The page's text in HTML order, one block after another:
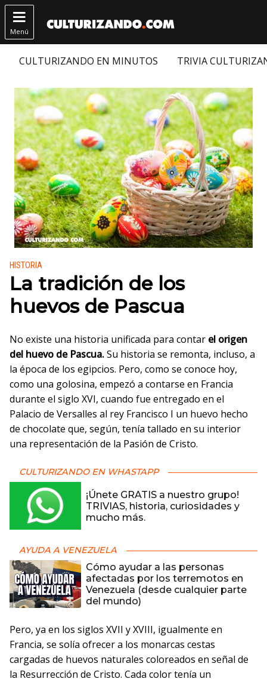

Menú
CULTURIZANDO EN MINUTOS TRIVIA
Publicado en:
HISTORIA
La tradición de los
huevos de Pascua
No existe una historia unificada para contar el origen
del huevo de Pascua.Su historia se remonta, incluso, a
la época de los egipcios. Pero, como se conoce hoy,
como una golosina, empezó a contarse en Francia
durante el siglo XVI, cuando fue entregado en el
Palacio de Versalles al rey Francisco I un huevo hecho
de chocolate que, según, tenía tallado en su interior
una representación de la Pasión de Cristo.
CULTURIZANDO EN WHASTAPP
¡Únete GRATIS a nuestro grupo!
TRIVIAS, historia, curiosidades y
mucho más.
AYUDA A VENEZUELA
Cómo ayudar a las personas
afectadas por los terremotos en
Venezuela (desde cualquier parte
del mundo)
Pero, ya en los siglos XVII y XVIII, igualmente en
Francia, se solía ofrecer a los monarcas cestas
cargadas de huevos naturales coloreados en señal de
la Resurrección de Cristo. Cada color tenía un